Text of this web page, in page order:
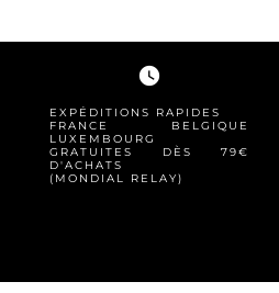
watch_later
EXPÉDITIONS RAPIDES
FRANCE BELGIQUE
LUXEMBOURG
GRATUITES DÈS 79€
D'ACHATS
(MONDIAL RELAY)